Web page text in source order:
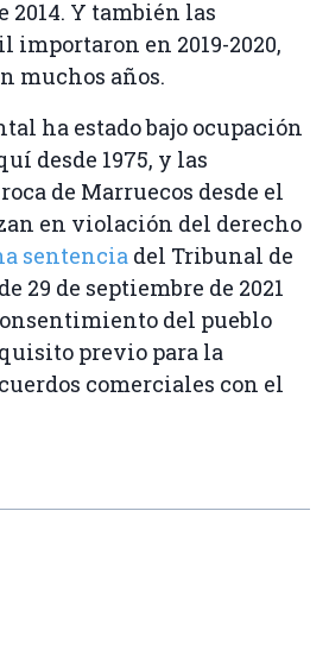
2014. Y también las
importaron en 2019-2020,
muchos años.
ha estado bajo ocupación
desde 1975, y las
de Marruecos desde el
en violación del derecho
sentencia del Tribunal de
29 de septiembre de 2021
del pueblo
previo para la
comerciales con el